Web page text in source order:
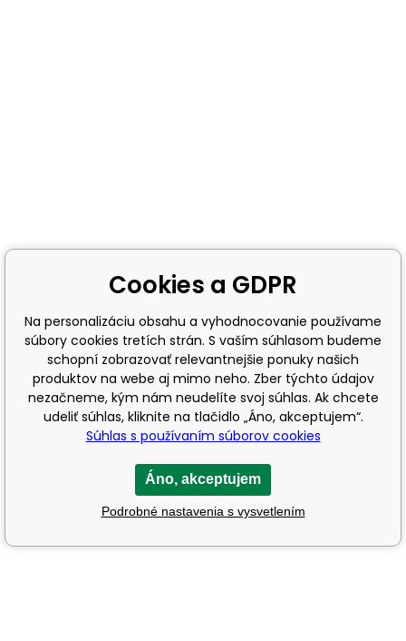
Cookies a GDPR
Na personalizáciu obsahu a vyhodnocovanie používame
súbory cookies tretích strán. S vaším súhlasom budeme
schopní zobrazovať relevantnejšie ponuky našich
produktov na webe aj mimo neho. Zber týchto údajov
nezačneme, kým nám neudelíte svoj súhlas. Ak chcete
udeliť súhlas, kliknite na tlačidlo „Áno, akceptujem“.
Súhlas s používaním súborov cookies
Áno, akceptujem
Podrobné nastavenia s vysvetlením